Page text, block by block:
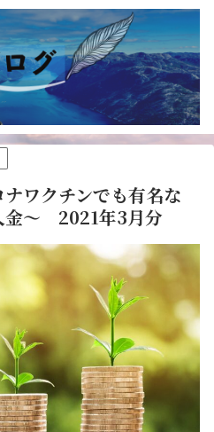
ナワクチンでも有名な
金～ 2021年3月分